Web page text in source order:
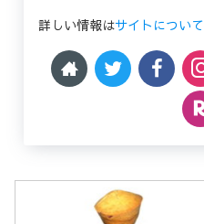
詳しい情報はサイトについて